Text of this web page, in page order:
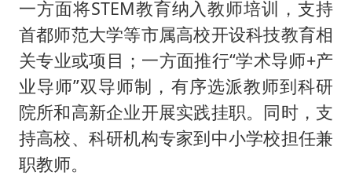
一方面将STEM教育纳入教师培训，支持
首都师范大学等市属高校开设科技教育相
关专业或项目；一方面推行“学术导师+产
业导师”双导师制，有序选派教师到科研
院所和高新企业开展实践挂职。同时，支
持高校、科研机构专家到中小学校担任兼
职教师。